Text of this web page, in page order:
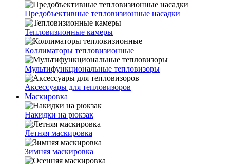
Предобъективные тепловизионные насадки
Тепловизионные камеры
Коллиматоры тепловизионные
Мультифункциональные тепловизоры
Аксессуары для тепловизоров
Маскировка
Накидки на рюкзак
Летняя маскировка
Зимняя маскировка